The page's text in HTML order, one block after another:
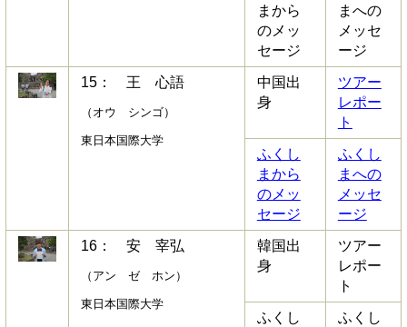
まから
のメッ
セージ
まへの
メッセ
ージ
15： 王 心語
（オウ シンゴ）
東日本国際大学
中国出
身
ツアー
レポー
ト
ふくし
まから
のメッ
セージ
ふくし
まへの
メッセ
ージ
16： 安 宰弘
（アン ゼ ホン）
東日本国際大学
韓国出
身
ツアー
レポー
ト
ふくし
ふくし